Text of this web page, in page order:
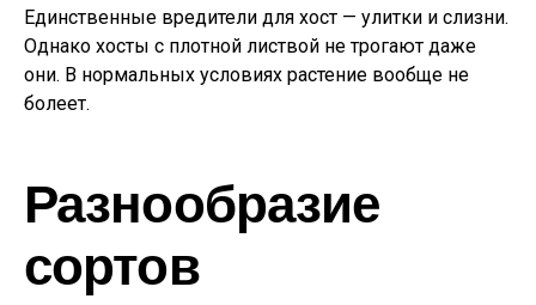
Единственные вредители для хост — улитки и слизни.
Однако хосты с плотной листвой не трогают даже
они. В нормальных условиях растение вообще не
болеет.
Разнообразие
сортов